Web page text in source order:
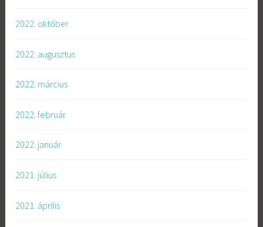
2022. október
2022. augusztus
2022. március
2022. február
2022. január
2021. július
2021. április